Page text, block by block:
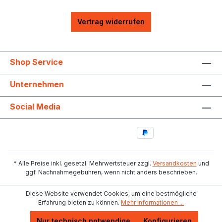
Vertrag widerrufen
Shop Service
Unternehmen
Social Media
* Alle Preise inkl. gesetzl. Mehrwertsteuer zzgl. Versandkosten und
ggf. Nachnahmegebühren, wenn nicht anders beschrieben.
Diese Website verwendet Cookies, um eine bestmögliche
Erfahrung bieten zu können. Mehr Informationen ...